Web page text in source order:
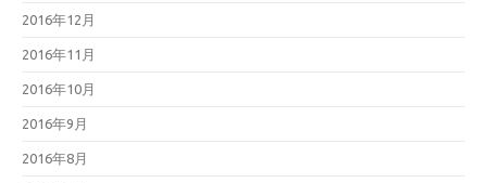
2016年12月
2016年11月
2016年10月
2016年9月
2016年8月